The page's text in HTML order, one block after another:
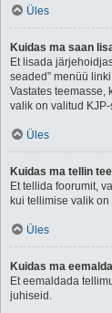
Üles
Kuidas ma saan
Et lisada
seaded” menüü
Vastates teemasse,
valik on valitud
Üles
Kuidas ma tellin
Et tellida foorumit,
kui tellimise valik
Üles
Kuidas ma
Et eemaldada
juhiseid.